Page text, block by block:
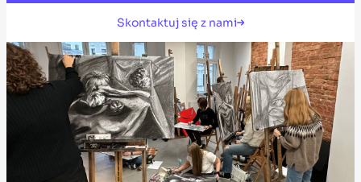
Skontaktuj się z nami